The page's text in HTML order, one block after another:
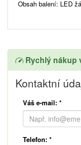
Obsah balení: LED
Rychlý nákup
Kontaktní
Váš e-mail: *
Telefon: *